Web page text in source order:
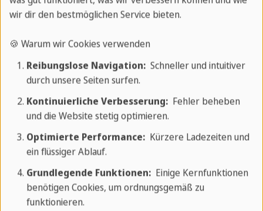
Freizeit und Aktivitäten
Ihr perfekter Ausgangspunkt für
Abenteuer
Freizeitmöglichkeiten in und um Sancti Spíritus. In
Parroquial Mayor del Espíritu Santo und die
historische Yayabo-Brücke, die zu Fuß leicht
wir dir den bestmöglichen Service bieten.
🍪 Warum wir Cookies verwenden
Reibungslose Navigation:Schneller und intuitiver
durch unsere Seiten surfen.
Kontinuierliche Verbesserung:Fehler beheben
und die Website stetig optimieren.
Optimierte Performance:Kürzere Ladezeiten und
ein flüssiger Ablauf.
Grundlegende Funktionen:Einige Kernfunktionen
benötigen Cookies, um ordnungsgemäß zu
funktionieren.